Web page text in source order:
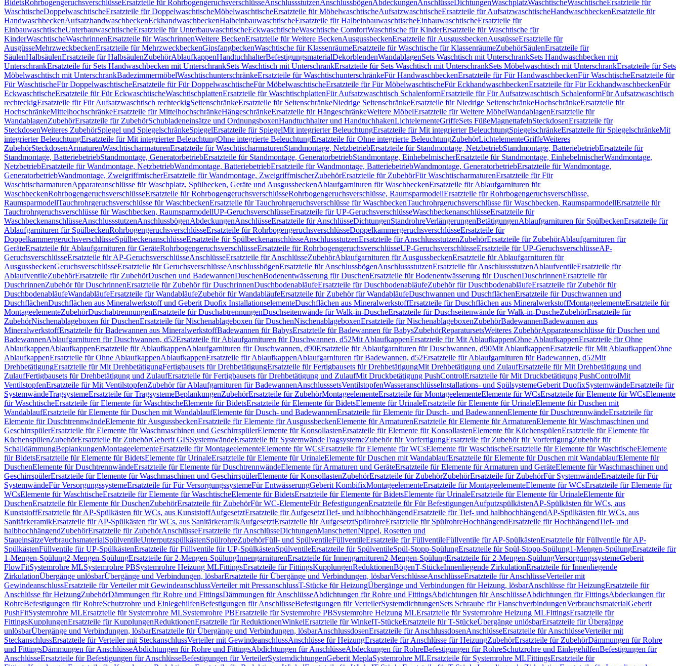
BidetsRohrbogengeruchsverschlüsseErsatzteile für RohrbogengeruchsverschlüsseAnschlussstutzenAnschlussbögenAbdeckungenAnschlüsseDichtungenWaschplatzWaschtischeWaschtischeErsatzteile für
WaschtischeDoppelwaschtischeErsatzteile für DoppelwaschtischeMöbelwaschtischeErsatzteile für MöbelwaschtischeAufsatzwaschtischeErsatzteile für AufsatzwaschtischeHandwaschbeckenErsatzteile für
HandwaschbeckenAufsatzhandwaschbeckenEckhandwaschbeckenHalbeinbauwaschtischeErsatzteile für HalbeinbauwaschtischeEinbauwaschtischeErsatzteile für
EinbauwaschtischeUnterbauwaschtischeErsatzteile für UnterbauwaschtischeEckwaschtischeWaschtische ComfortWaschtische für KinderErsatzteile für Waschtische für
KinderWaschtischeWaschrinnenErsatzteile für WaschrinnenWeitere BeckenErsatzteile für Weitere BeckenAusgussbeckenErsatzteile für AusgussbeckenAusgüsseErsatzteile für
AusgüsseMehrzweckbeckenErsatzteile für MehrzweckbeckenGipsfangbeckenWaschtische für KlassenräumeErsatzteile für Waschtische für KlassenräumeZubehörSäulenErsatzteile für
SäulenHalbsäulenErsatzteile für HalbsäulenZubehörAblaufkappenHandtuchhalterBefestigungsmaterialDekorblendenWandablagenSets Waschtisch mit UnterschrankSets Handwaschbecken mit
UnterschrankErsatzteile für Sets Handwaschbecken mit UnterschrankSets Waschtisch mit UnterschrankErsatzteile für Sets Waschtisch mit UnterschrankSets Möbelwaschtisch mit UnterschrankErsatzteile für Sets
Möbelwaschtisch mit UnterschrankBadezimmermöbelWaschtischunterschränkeErsatzteile für WaschtischunterschränkeFür HandwaschbeckenErsatzteile für Für HandwaschbeckenFür WaschtischeErsatzteile für
Für WaschtischeFür DoppelwaschtischeErsatzteile für Für DoppelwaschtischeFür MöbelwaschtischeErsatzteile für Für MöbelwaschtischeFür EckhandwaschbeckenErsatzteile für Für EckhandwaschbeckenFür
EckwaschtischeErsatzteile für Für EckwaschtischeWaschtischplattenErsatzteile für WaschtischplattenFür Aufsatzwaschtisch SchalenformErsatzteile für Für Aufsatzwaschtisch SchalenformFür Aufsatzwaschtisch
rechteckigErsatzteile für Für Aufsatzwaschtisch rechteckigSeitenschränkeErsatzteile für SeitenschränkeNiedrige SeitenschränkeErsatzteile für Niedrige SeitenschränkeHochschränkeErsatzteile für
HochschränkeMittelhochschränkeErsatzteile für MittelhochschränkeHängeschränkeErsatzteile für HängeschränkeWeitere MöbelErsatzteile für Weitere MöbelWandablagenErsatzteile für
WandablagenZubehörErsatzteile für ZubehörSchubladeneinsätze und OrdnungsboxenHandtuchhalter und HandtuchhakenLichtelementeGriffeSets FüßeMagnettafelnSteckdosenErsatzteile für
SteckdosenWeiteres ZubehörSpiegel und SpiegelschränkeSpiegelErsatzteile für SpiegelMit integrierter BeleuchtungErsatzteile für Mit integrierter BeleuchtungSpiegelschränkeErsatzteile für SpiegelschränkeMit
integrierter BeleuchtungErsatzteile für Mit integrierter BeleuchtungOhne integrierte BeleuchtungErsatzteile für Ohne integrierte BeleuchtungZubehörLichtelementeGriffeWeiteres
ZubehörSteckdosenArmaturenWaschtischarmaturenErsatzteile für WaschtischarmaturenStandmontage, NetzbetriebErsatzteile für Standmontage, NetzbetriebStandmontage, BatteriebetriebErsatzteile für
Standmontage, BatteriebetriebStandmontage, GeneratorbetriebErsatzteile für Standmontage, GeneratorbetriebStandmontage, EinhebelmischerErsatzteile für Standmontage, EinhebelmischerWandmontage,
NetzbetriebErsatzteile für Wandmontage, NetzbetriebWandmontage, BatteriebetriebErsatzteile für Wandmontage, BatteriebetriebWandmontage, GeneratorbetriebErsatzteile für Wandmontage,
GeneratorbetriebWandmontage, ZweigriffmischerErsatzteile für Wandmontage, ZweigriffmischerZubehörErsatzteile für ZubehörFür WaschtischarmaturenErsatzteile für Für
WaschtischarmaturenApparateanschlüsse für Waschplatz, Spülbecken, Geräte und AusgussbeckenAblaufgarnituren für WaschbeckenErsatzteile für Ablaufgarnituren für
WaschbeckenRohrbogengeruchsverschlüsseErsatzteile für RohrbogengeruchsverschlüsseRohrbogengeruchsverschlüsse, RaumsparmodellErsatzteile für Rohrbogengeruchsverschlüsse,
RaumsparmodellTauchrohrgeruchsverschlüsse für WaschbeckenErsatzteile für Tauchrohrgeruchsverschlüsse für WaschbeckenTauchrohrgeruchsverschlüsse für Waschbecken, RaumsparmodellErsatzteile für
Tauchrohrgeruchsverschlüsse für Waschbecken, RaumsparmodellUP-GeruchsverschlüsseErsatzteile für UP-GeruchsverschlüsseWaschbeckenanschlüsseErsatzteile für
WaschbeckenanschlüsseAnschlussstutzenAnschlussbögenAbdeckungenAnschlüsseErsatzteile für AnschlüsseDichtungenStandrohreVerlängerungenBetätigungenAblaufgarnituren für SpülbeckenErsatzteile für
Ablaufgarnituren für SpülbeckenRohrbogengeruchsverschlüsseErsatzteile für RohrbogengeruchsverschlüsseDoppelkammergeruchsverschlüsseErsatzteile für
DoppelkammergeruchsverschlüsseSpülbeckenanschlüsseErsatzteile für SpülbeckenanschlüsseAnschlussstutzenErsatzteile für AnschlussstutzenZubehörErsatzteile für ZubehörAblaufgarnituren für
GeräteErsatzteile für Ablaufgarnituren für GeräteRohrbogengeruchsverschlüsseErsatzteile für RohrbogengeruchsverschlüsseUP-GeruchsverschlüsseErsatzteile für UP-GeruchsverschlüsseAP-
GeruchsverschlüsseErsatzteile für AP-GeruchsverschlüsseAnschlüsseErsatzteile für AnschlüsseZubehörAblaufgarnituren für AusgussbeckenErsatzteile für Ablaufgarnituren für
AusgussbeckenGeruchsverschlüsseErsatzteile für GeruchsverschlüsseAnschlussbögenErsatzteile für AnschlussbögenAnschlussstutzenErsatzteile für AnschlussstutzenAblaufventileErsatzteile für
AblaufventileZubehörErsatzteile für ZubehörDuschen und BadewannenDuschenBodenentwässerung für DuschenErsatzteile für Bodenentwässerung für DuschenDuschrinnenErsatzteile für
DuschrinnenZubehör für DuschrinnenErsatzteile für Zubehör für DuschrinnenDuschbodenabläufeErsatzteile für DuschbodenabläufeZubehör für DuschbodenabläufeErsatzteile für Zubehör für
DuschbodenabläufeWandabläufeErsatzteile für WandabläufeZubehör für WandabläufeErsatzteile für Zubehör für WandabläufeDuschwannen und DuschflächenErsatzteile für Duschwannen und
DuschflächenDuschflächen aus Mineralwerkstoff und Geberit Duofix InstallationselementeDuschflächen aus MineralwerkstoffErsatzteile für Duschflächen aus MineralwerkstoffMontageelementeErsatzteile für
MontageelementeZubehörDuschabtrennungenErsatzteile für DuschabtrennungenDuschseitenwände für Walk-in-DuscheErsatzteile für Duschseitenwände für Walk-in-DuscheZubehörErsatzteile für
ZubehörNischenablageboxen für DuschenErsatzteile für Nischenablageboxen für DuschenNischenablageboxenErsatzteile für NischenablageboxenZubehörBadewannenBadewannen aus
MineralwerkstoffErsatzteile für Badewannen aus MineralwerkstoffBadewannen für BabysErsatzteile für Badewannen für BabysZubehörReparatursetsWeiteres ZubehörApparateanschlüsse für Duschen und
BadewannenAblaufgarnituren für Duschwannen, d52Ersatzteile für Ablaufgarnituren für Duschwannen, d52Mit AblaufkappenErsatzteile für Mit AblaufkappenOhne AblaufkappenErsatzteile für Ohne
AblaufkappenAblaufkappenErsatzteile für AblaufkappenAblaufgarnituren für Duschwannen, d90Ersatzteile für Ablaufgarnituren für Duschwannen, d90Mit AblaufkappenErsatzteile für Mit AblaufkappenOhne
AblaufkappenErsatzteile für Ohne AblaufkappenAblaufkappenErsatzteile für AblaufkappenAblaufgarnituren für Badewannen, d52Ersatzteile für Ablaufgarnituren für Badewannen, d52Mit
DrehbetätigungErsatzteile für Mit DrehbetätigungFertigbausets für DrehbetätigungErsatzteile für Fertigbausets für DrehbetätigungMit Drehbetätigung und ZulaufErsatzteile für Mit Drehbetätigung und
ZulaufFertigbausets für Drehbetätigung und ZulaufErsatzteile für Fertigbausets für Drehbetätigung und ZulaufMit Druckbetätigung PushControlErsatzteile für Mit Druckbetätigung PushControlMit
VentilstopfenErsatzteile für Mit VentilstopfenZubehör für Ablaufgarnituren für BadewannenAnschlusssetsVentilstopfenWasseranschlüsseInstallations- und SpülsystemeGeberit DuofixSystemwändeErsatzteile für
SystemwändeTragsystemeErsatzteile für TragsystemeBeplankungenZubehörErsatzteile für ZubehörMontageelementeErsatzteile für MontageelementeElemente für WCsErsatzteile für Elemente für WCsElemente
für WaschtischeErsatzteile für Elemente für WaschtischeElemente für BidetsErsatzteile für Elemente für BidetsElemente für UrinaleErsatzteile für Elemente für UrinaleElemente für Duschen mit
WandablaufErsatzteile für Elemente für Duschen mit WandablaufElemente für Dusch- und BadewannenErsatzteile für Elemente für Dusch- und BadewannenElemente für DuschtrennwändeErsatzteile für
Elemente für DuschtrennwändeElemente für AusgussbeckenErsatzteile für Elemente für AusgussbeckenElemente für ArmaturenErsatzteile für Elemente für ArmaturenElemente für Waschmaschinen und
GeschirrspülerErsatzteile für Elemente für Waschmaschinen und GeschirrspülerElemente für KonsollastenErsatzteile für Elemente für KonsollastenElemente für KüchenspülenErsatzteile für Elemente für
KüchenspülenZubehörErsatzteile für ZubehörGeberit GISSystemwändeErsatzteile für SystemwändeTragsystemeZubehör für VorfertigungErsatzteile für Zubehör für VorfertigungZubehör für
SchalldämmungBeplankungenMontageelementeErsatzteile für MontageelementeElemente für WCsErsatzteile für Elemente für WCsElemente für WaschtischeErsatzteile für Elemente für WaschtischeElemente
für BidetsErsatzteile für Elemente für BidetsElemente für UrinaleErsatzteile für Elemente für UrinaleElemente für Duschen mit WandablaufErsatzteile für Elemente für Duschen mit WandablaufElemente für
DuschenElemente für DuschtrennwändeErsatzteile für Elemente für DuschtrennwändeElemente für Armaturen und GeräteErsatzteile für Elemente für Armaturen und GeräteElemente für Waschmaschinen und
GeschirrspülerErsatzteile für Elemente für Waschmaschinen und GeschirrspülerElemente für KonsollastenZubehörErsatzteile für ZubehörZubehörErsatzteile für ZubehörFür SystemwändeErsatzteile für Für
SystemwändeFür VersorgungssystemeErsatzteile für Für VersorgungssystemeFür EntwässerungGeberit KombifixMontageelementeErsatzteile für MontageelementeElemente für WCsErsatzteile für Elemente für
WCsElemente für WaschtischeErsatzteile für Elemente für WaschtischeElemente für BidetsErsatzteile für Elemente für BidetsElemente für UrinaleErsatzteile für Elemente für UrinaleElemente für
DuschenErsatzteile für Elemente für DuschenZubehörErsatzteile für ZubehörFür WC-ElementeFür BefestigungenErsatzteile für Für BefestigungenAufputzspülkästenAP-Spülkästen für WCs, aus
KunststoffErsatzteile für AP-Spülkästen für WCs, aus KunststoffAufgesetztErsatzteile für AufgesetztTief- und halbhochhängendErsatzteile für Tief- und halbhochhängendAP-Spülkästen für WCs, aus
SanitärkeramikErsatzteile für AP-Spülkästen für WCs, aus SanitärkeramikAufgesetztErsatzteile für AufgesetztSpülrohreErsatzteile für SpülrohreHochhängendErsatzteile für HochhängendTief- und
halbhochhängendZubehörErsatzteile für ZubehörAnschlüsseErsatzteile für AnschlüsseDichtungenManschettenNippel, Rosetten und
StaueinsätzeVerbrauchsmaterialSpülventileUnterputzspülkästenSpülrohreZubehörFüll- und SpülventileFüllventileErsatzteile für FüllventileFüllventile für AP-SpülkästenErsatzteile für Füllventile für AP-
SpülkästenFüllventile für UP-SpülkästenErsatzteile für Füllventile für UP-SpülkästenSpülventileErsatzteile für SpülventileSpül-Stopp-SpülungErsatzteile für Spül-Stopp-Spülung1-Mengen-SpülungErsatzteile für
1-Mengen-Spülung2-Mengen-SpülungErsatzteile für 2-Mengen-SpülungInnengarniturenErsatzteile für Innengarnituren2-Mengen-SpülungErsatzteile für 2-Mengen-SpülungVersorgungssystemeGeberit
FlowFitSystemrohre MLSystemrohre PBSystemrohre Heizung MLFittingsErsatzteile für FittingsKupplungenReduktionenBögenT-StückeInnenliegende ZirkulationErsatzteile für Innenliegende
ZirkulationÜbergänge unlösbarÜbergänge und Verbindungen, lösbarErsatzteile für Übergänge und Verbindungen, lösbarVerschlüsseAnschlüsseErsatzteile für AnschlüsseVerteiler mit
GewindeanschlussErsatzteile für Verteiler mit GewindeanschlussVerteiler mit PressanschlussT-Stücke für HeizungÜbergänge und Verbindungen für Heizung, lösbarAnschlüsse für HeizungErsatzteile für
Anschlüsse für HeizungZubehörDämmungen für Rohre und FittingsDämmungen für AnschlüsseAbdichtungen für Rohre und FittingsAbdichtungen für AnschlüsseAbdichtungen für FittingsAbdeckungen für
RohreBefestigungen für RohreSchutzrohre und EinlegehilfenBefestigungen für AnschlüsseBefestigungen für VerteilerSystemdichtungenSets Schraube für FlanschverbindungenVerbrauchsmaterialGeberit
PushFitSystemrohre MLErsatzteile für Systemrohre MLSystemrohre PBErsatzteile für Systemrohre PBSystemrohre Heizung MLErsatzteile für Systemrohre Heizung MLFittingsErsatzteile für
FittingsKupplungenErsatzteile für KupplungenReduktionenErsatzteile für ReduktionenWinkelErsatzteile für WinkelT-StückeErsatzteile für T-StückeÜbergänge unlösbarErsatzteile für Übergänge
unlösbarÜbergänge und Verbindungen, lösbarErsatzteile für Übergänge und Verbindungen, lösbarAnschlussdosenErsatzteile für AnschlussdosenAnschlüsseErsatzteile für AnschlüsseVerteiler mit
SteckanschlussErsatzteile für Verteiler mit SteckanschlussVerteiler mit GewindeanschlussAnschlüsse für HeizungErsatzteile für Anschlüsse für HeizungZubehörErsatzteile für ZubehörDämmungen für Rohre
und FittingsDämmungen für AnschlüsseAbdichtungen für Rohre und FittingsAbdichtungen für AnschlüsseAbdeckungen für RohreBefestigungen für RohreSchutzrohre und EinlegehilfenBefestigungen für
AnschlüsseErsatzteile für Befestigungen für AnschlüsseBefestigungen für VerteilerSystemdichtungenGeberit MeplaSystemrohre MLErsatzteile für Systemrohre MLFittingsErsatzteile für